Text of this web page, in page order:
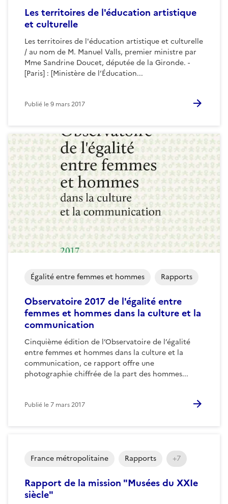
Les territoires de l'éducation artistique
et culturelle
Les territoires de l'éducation artistique et culturelle
/ au nom de M. Manuel Valls, premier ministre par
Mme Sandrine Doucet, députée de la Gironde. -
[Paris] : [Ministère de l’Éducation...
Publié le9 mars 2017
Observatoire 2017 de l'égalité entre
femmes et hommes dans la culture et la
communication
Cinquième édition de l’Observatoire de l’égalité
entre femmes et hommes dans la culture et la
communication, ce rapport offre une
photographie chiffrée de la part des hommes...
Égalité entre femmes et hommes Rapports
Publié le7 mars 2017
Rapport de la mission "Musées du XXIe
siècle"
France métropolitaine Rapports +7